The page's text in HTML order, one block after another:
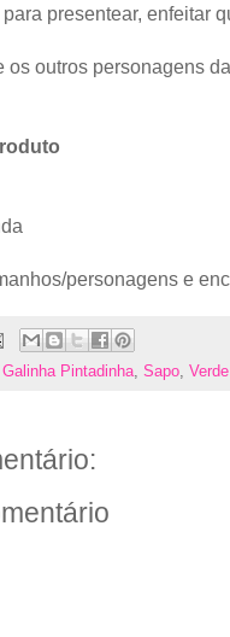
presentear, enfeitar
os outros personagens
personagens e
Galinha Pintadinha, Sapo, Verde